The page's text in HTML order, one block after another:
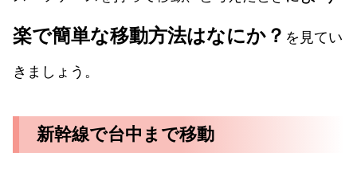
楽で簡単な移動方法はなにか？ を見てい
きましょう。
新幹線で台中まで移動